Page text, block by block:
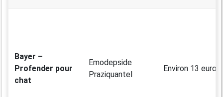
Bayer –
Profender pour
chat
Emodepside
Praziquantel
Environ 13 euros